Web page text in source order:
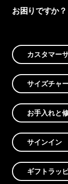
お困りですか？
カスタマー
サイズチャ
お手入れと
サインイン
ギフトラッ